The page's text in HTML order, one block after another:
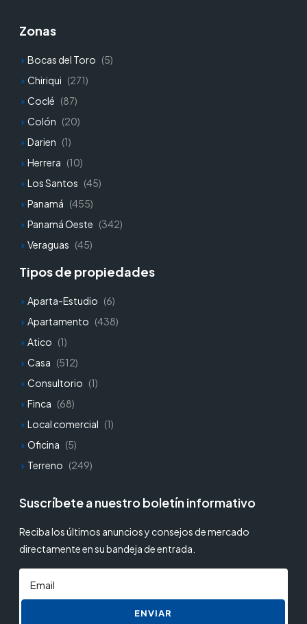
Zonas
Bocas del Toro (5)
Chiriqui (271)
Coclé (87)
Colón (20)
Darien (1)
Herrera (10)
Los Santos (45)
Panamá (455)
Panamá Oeste (342)
Veraguas (45)
Tipos de propiedades
Aparta-Estudio (6)
Apartamento (438)
Atico (1)
Casa (512)
Consultorio (1)
Finca (68)
Local comercial (1)
Oficina (5)
Terreno (249)
Suscríbete a nuestro boletín informativo
Reciba los últimos anuncios y consejos de mercado
directamente en su bandeja de entrada.
ENVIAR